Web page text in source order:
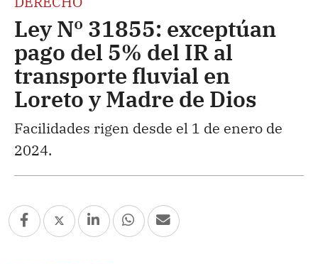
Ley Nº 31855: exceptúan
pago del 5% del IR al
transporte fluvial en
Loreto y Madre de Dios
Facilidades rigen desde el 1 de enero de
2024.